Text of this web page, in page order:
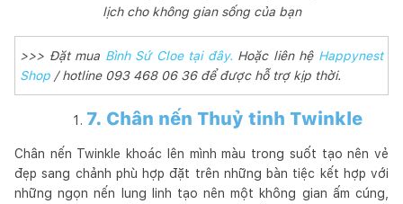
lịch cho không gian sống của bạn
>>> Đặt mua Bình Sứ Cloe tại đây. Hoặc liên hệ Happynest
Shop / hotline 093 468 06 36 để được hỗ trợ kịp thời.
7. Chân nến Thuỷ tinh Twinkle
Chân nến Twinkle khoác lên mình màu trong suốt tạo nên vẻ
đẹp sang chảnh phù hợp đặt trên những bàn tiệc kết hợp với
những ngọn nến lung linh tạo nên một không gian ấm cúng,